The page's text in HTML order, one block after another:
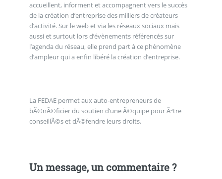
accueillent, informent et accompagnent vers le succès
de la création d’entreprise des milliers de créateurs
d’activité. Sur le web et via les réseaux sociaux mais
aussi et surtout lors d’évènements référencés sur
l’agenda du réseau, elle prend part à ce phénomène
d’ampleur qui a enfin libéré la création d’entreprise.
La FEDAE permet aux auto-entrepreneurs de
bÃ©nÃ©ficier du soutien d’une Ã©quipe pour Ãªtre
conseillÃ©s et dÃ©fendre leurs droits.
Un message, un commentaire ?